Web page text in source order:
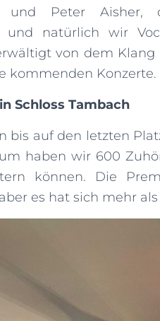
und Peter Aisher,
und natürlich wir
von dem
kommenden Konzerte.
Schloss Tambach
bis auf den letzten
haben wir 600
können. Die
es hat sich mehr